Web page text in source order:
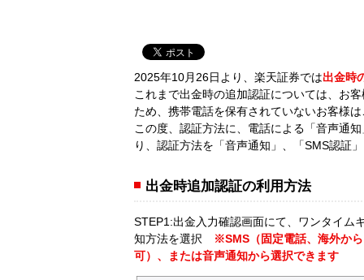
2025年10月26日より、楽天証券では出金時
これまで出金時の追加認証については、お
ため、携帯電話を保有されていないお客様
この度、認証方法に、電話による「音声通
り、認証方法を「音声通知」、「SMS認証
出金時追加認証の利用方法
STEP1:出金入力確認画面にて、ワンタイム
知方法を選択
※SMS（固定電話、海外か
可）、または音声通知から選択できます